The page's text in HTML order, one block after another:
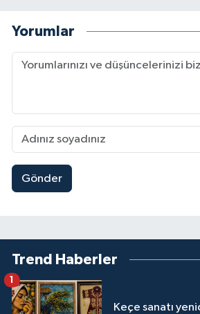
Yorumlar
Gönder
Trend Haberler
Keçe sanatı
1